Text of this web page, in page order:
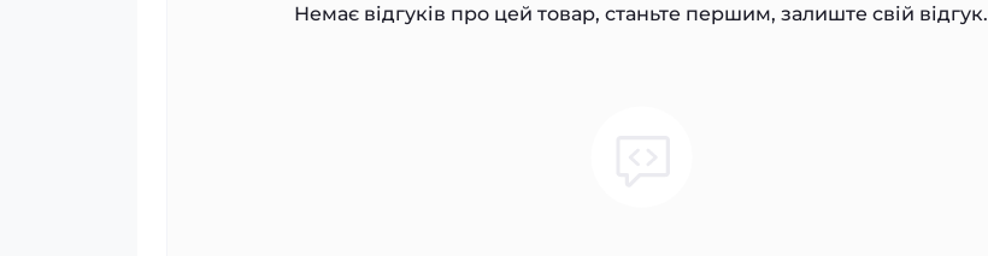
Немає відгуків про цей товар, станьте першим, залиште свій відгук.